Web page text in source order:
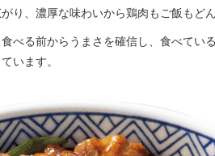
り、濃厚な味わいから鶏肉もご飯もど
べる前からうまさを確信し、食べてい
います。